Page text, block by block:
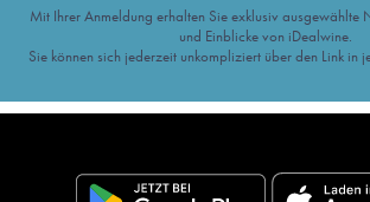
Mit Ihrer Anmeldung erhalten Sie exklusiv ausgewählte
und Einblicke von iDealwine.
Sie können sich jederzeit unkompliziert über den Link in